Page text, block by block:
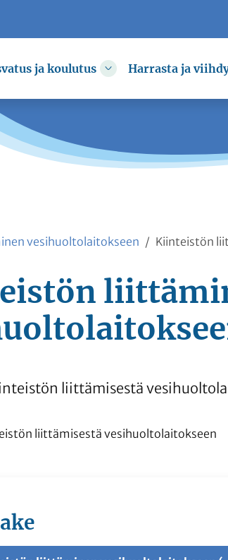
ja koulutus
Vaihda
Harrasta ja
vesihuoltolaitokseen Kiinteistön
liittämisestä
liittämisestä vesihuoltolaitokseen